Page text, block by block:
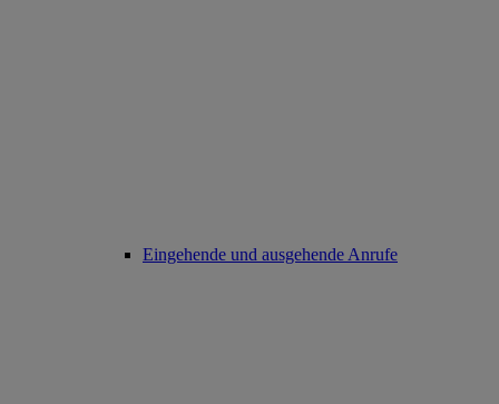
Eingehende und ausgehende Anrufe